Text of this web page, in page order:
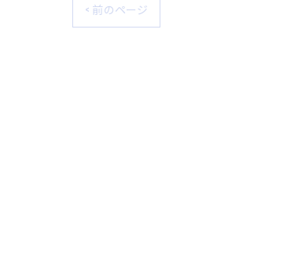
< 前のページ